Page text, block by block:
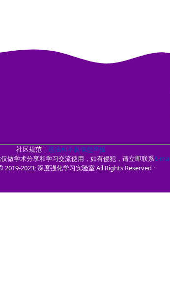
社区规范 | 违法和不良信息举报
做学术分享和学习交流使用，如有侵犯，请立即联系E-
2023; 深度强化学习实验室 All Rights Reserved ·